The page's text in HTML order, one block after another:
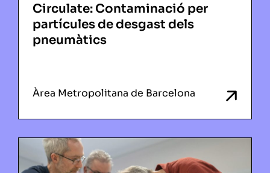
Circulate: Contaminació per
partícules de desgast dels
pneumàtics
Àrea Metropolitana de Barcelona